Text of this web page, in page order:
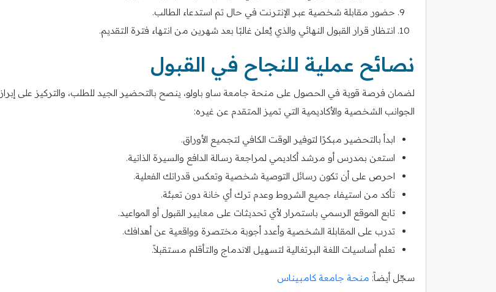
حضور مقابلة شخصية عبر الإنترنت في حال تم استدعاء الطالب.
انتظار قرار القبول النهائي والذي يُعلن غالبًا بعد شهرين من انتهاء فترة التقديم.
نصائح عملية للنجاح في القبول
لضمان فرصة قوية في الحصول على منحة جامعة ساو باولو، ينصح بالتحضير الجيد للطلب، والتركيز على إبراز
الجوانب الشخصية والأكاديمية التي تميز المتقدم عن غيره:
ابدأ بالتحضير مبكرًا لتوفير الوقت الكافي لتجميع الأوراق.
استعن بمدرس أو مرشد أكاديمي لمراجعة رسالة الدافع والسيرة الذاتية.
احرص على أن تكون رسائل التوصية شخصية وتعكس قدراتك الفعلية.
تأكد من استيفاء جميع الشروط وعدم ترك أي خانة دون تعبئة.
تابع الموقع الرسمي باستمرار لأي تحديثات على معايير القبول أو المواعيد.
تدرب على المقابلة الشخصية وأعدد أجوبة مختصرة وواقعية عن أهدافك.
تعلم أساسيات اللغة البرتغالية لتسهيل الاندماج والتأقلم مستقبلاً.
سجّل أيضاً: منحة جامعة كامبيناس